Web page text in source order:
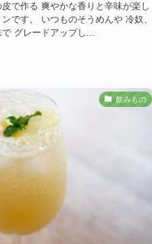
で作る 爽やかな香りと辛味が楽し
です。 いつものそうめんや 冷奴、
グレードアップし...
飲みもの